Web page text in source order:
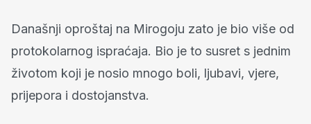
Današnji oproštaj na Mirogoju zato je bio više od
protokolarnog ispraćaja. Bio je to susret s jednim
životom koji je nosio mnogo boli, ljubavi, vjere,
prijepora i dostojanstva.